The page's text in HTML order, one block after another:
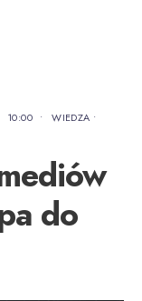
10:00 • WIEDZA •
do